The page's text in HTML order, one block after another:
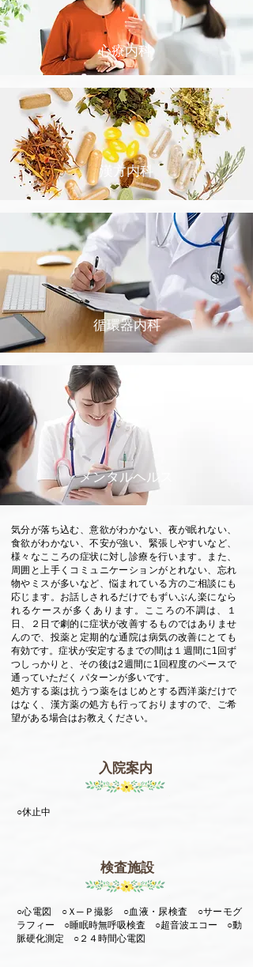
心療内科
漢方内科
循環器​内科
メンタルヘルス
気分が落ち込む、意欲がわかない、夜が眠れない、
食欲がわかない、不安が強い、緊張しやすいなど、
様々なこころの症状に対し診療を行います。また、
周囲と上手くコミュニケーションがとれない、忘れ
物やミスが多いなど、悩まれている方のご相談にも
応じます。お話しされるだけでもずいぶん楽になら
れるケースが多くあります。こころの不調は、１
日、２日で劇的に症状が改善するものではありませ
んので、投薬と定期的な通院は病気の改善にとても
有効です。症状が安定するまでの間は１週間に1回ず
つしっかりと、その後は2週間に1回程度のペースで
通っていただく パターンが多いです。
処方する薬は抗うつ薬をはじめとする西洋薬だけで
はなく、漢方薬の処方も行っておりますので、ご希
望がある場合はお教えください。
​入院案内
​○休止中
検査施設
○心電図 ○Ｘ─Ｐ撮影 ○血液・尿検査 ○サーモグ
ラフィー ○睡眠時無呼吸検査 ○超音波エコー ○動
脈硬化測定 ○２４時間心電図